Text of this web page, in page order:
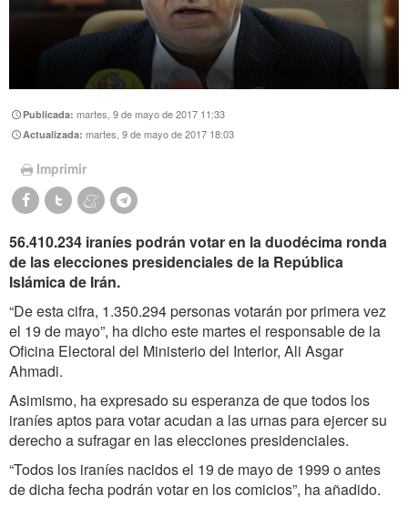
Publicada:martes, 9 de mayo de 2017 11:33
Actualizada:martes, 9 de mayo de 2017 18:03
Imprimir
56.410.234 iraníes podrán votar en la duodécima ronda
de las elecciones presidenciales de la República
Islámica de Irán.
“De esta cifra, 1.350.294 personas votarán por primera vez
el 19 de mayo”, ha dicho este martes el responsable de la
Oficina Electoral del Ministerio del Interior, Ali Asgar
Ahmadi.
Asimismo, ha expresado su esperanza de que todos los
iraníes aptos para votar acudan a las urnas para ejercer su
derecho a sufragar en las elecciones presidenciales.
“Todos los iraníes nacidos el 19 de mayo de 1999 o antes
de dicha fecha podrán votar en los comicios”, ha añadido.